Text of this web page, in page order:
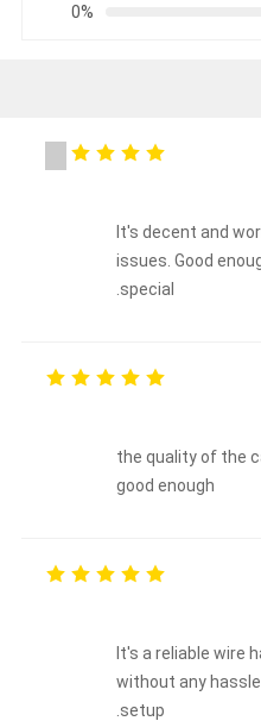
0%
It's decent and
issues. Good
special.
the quality of the
good enough
It's a reliable wire
without any
setup.